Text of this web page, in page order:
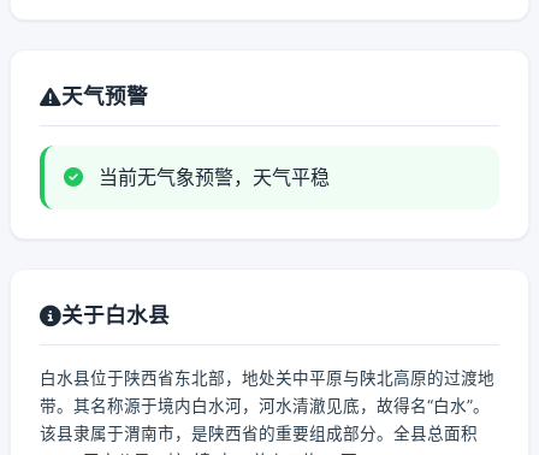
天气预警
当前无气象预警，天气平稳
关于白水县
白水县位于陕西省东北部，地处关中平原与陕北高原的过渡地
带。其名称源于境内白水河，河水清澈见底，故得名“白水”。
该县隶属于渭南市，是陕西省的重要组成部分。全县总面积